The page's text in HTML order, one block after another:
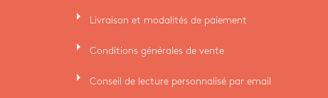
arrow_right Livraison et modalités de paiement
arrow_right Conditions générales de vente
arrow_right Conseil de lecture personnalisé par email